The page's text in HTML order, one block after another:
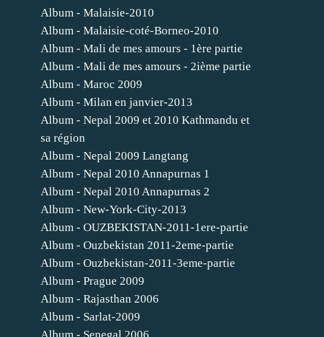
Album - Malaisie-2010
Album - Malaisie-coté-Borneo-2010
Album - Mali de mes amours - 1ère partie
Album - Mali de mes amours - 2ième partie
Album - Maroc 2009
Album - Milan en janvier-2013
Album - Nepal 2009 et 2010 Kathmandu et
sa région
Album - Nepal 2009 Langtang
Album - Nepal 2010 Annapurnas 1
Album - Nepal 2010 Annapurnas 2
Album - New-York-City-2013
Album - OUZBEKISTAN-2011-1ere-partie
Album - Ouzbekistan 2011-2eme-partie
Album - Ouzbekistan-2011-3eme-partie
Album - Prague 2009
Album - Rajasthan 2006
Album - Sarlat-2009